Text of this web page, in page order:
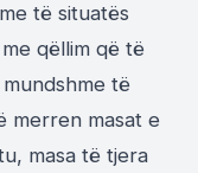
të situatës
qëllim që të
të
merren masat e
masa të tjera